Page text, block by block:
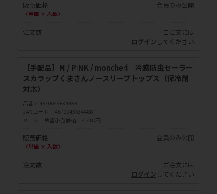
販売価格
（単価 × 入数）
会員のみ公開
注文数
ご注文には
ログイン してください
【手配品】M / PINK / moncheri 冷感防虫セーラー
スカラップくまさんノースリーブトップス（保冷剤
対応）
品番
4570043634488
JANコード
4570043634488
メーカー希望小売価格
4,480円
販売価格
（単価 × 入数）
会員のみ公開
注文数
ご注文には
ログイン してください